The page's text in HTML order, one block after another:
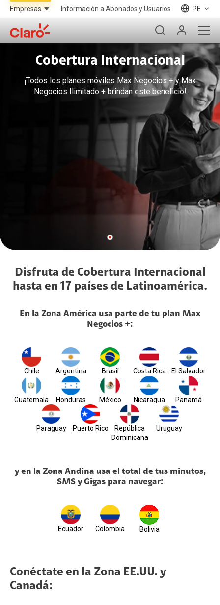
Información a Abonados y Usuarios PE
Cobertura Internacional
¡Todos los planes móviles Max Negocios + y Max
Negocios Ilimitado + brindan este beneficio!
Disfruta de Cobertura Internacional
hasta en 17 países de Latinoamérica.
En la Zona América usa parte de tu plan Max
Negocios +:
Chile Argentina Brasil Costa Rica El Salvador
Guatemala Honduras México Nicaragua Panamá
Paraguay Puerto Rico
República
Dominicana
Uruguay
y en la Zona Andina usa el total de tus minutos,
SMS y Gigas para navegar:
Ecuador Colombia Bolivia
Conéctate en la Zona EE.UU. y
Canadá: